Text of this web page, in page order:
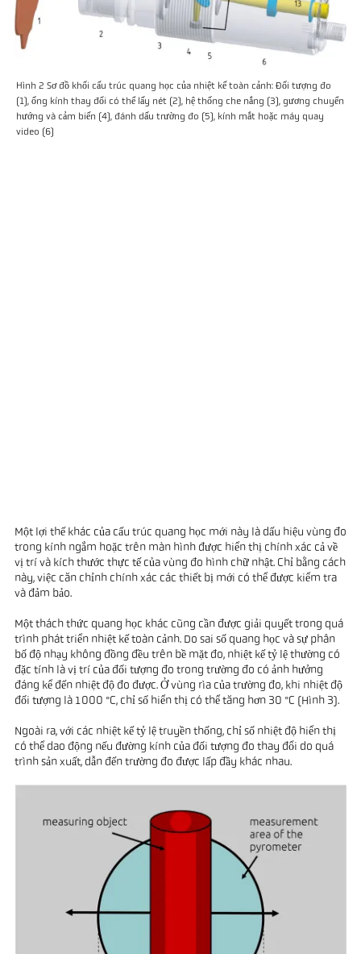
Hình 2 Sơ đồ khối cấu trúc quang học của nhiệt kế toàn cảnh: Đối tượng đo
(1), ống kính thay đổi có thể lấy nét (2), hệ thống che nắng (3), gương chuyển
hướng và cảm biến (4), đánh dấu trường đo (5), kính mắt hoặc máy quay
video (6)
Một lợi thế khác của cấu trúc quang học mới này là dấu hiệu vùng đo
trong kính ngắm hoặc trên màn hình được hiển thị chính xác cả về
vị trí và kích thước thực tế của vùng đo hình chữ nhật. Chỉ bằng cách
này, việc căn chỉnh chính xác các thiết bị mới có thể được kiểm tra
và đảm bảo.
Một thách thức quang học khác cũng cần được giải quyết trong quá
trình phát triển nhiệt kế toàn cảnh. Do sai số quang học và sự phân
bố độ nhạy không đồng đều trên bề mặt đo, nhiệt kế tỷ lệ thường có
đặc tính là vị trí của đối tượng đo trong trường đo có ảnh hưởng
đáng kể đến nhiệt độ đo được. Ở vùng rìa của trường đo, khi nhiệt độ
đối tượng là 1000 °C, chỉ số hiển thị có thể tăng hơn 30 °C (Hình 3).
Ngoài ra, với các nhiệt kế tỷ lệ truyền thống, chỉ số nhiệt độ hiển thị
có thể dao động nếu đường kính của đối tượng đo thay đổi do quá
trình sản xuất, dẫn đến trường đo được lấp đầy khác nhau.